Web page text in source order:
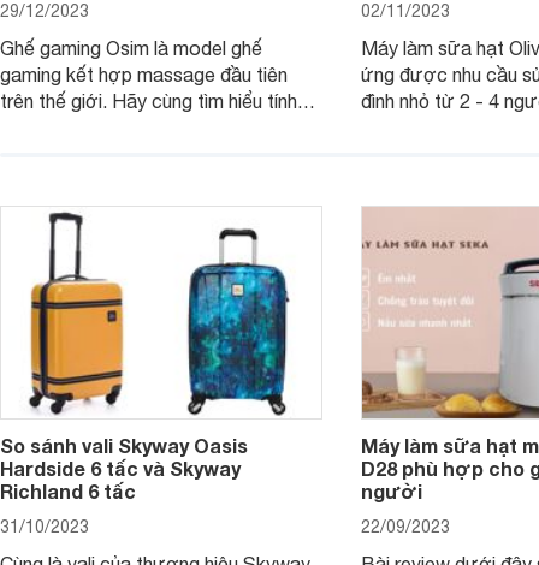
29/12/2023
Ghế gaming Osim là model ghế
gaming kết hợp massage đầu tiên
trên thế giới. Hãy cùng tìm hiểu tính
02/11/2023
Máy làm sữa hạt
ứng được nhu cầu
đình nhỏ từ 2 - 4
So sánh vali Skyway Oasis
Hardside 6 tấc và Skyway
Richland 6 tấc
31/10/2023
Máy làm sữa hạt
D28 phù hợp cho
người
22/09/2023